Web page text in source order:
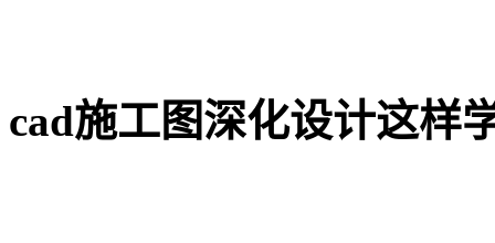
cad施工图深化设计这样